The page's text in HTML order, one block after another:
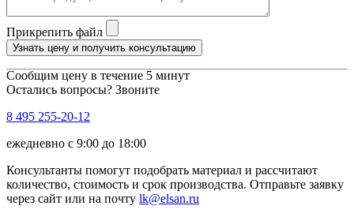
Прикрепить файл
Узнать цену и получить консультацию
Сообщим цену в течение 5 минут
Остались вопросы? Звоните
8 495 255-20-12
ежедневно с 9:00 до 18:00
Консультанты помогут подобрать материал и рассчитают
количество, стоимость и срок производства. Отправьте заявку
через сайт или на почту lk@elsan.ru